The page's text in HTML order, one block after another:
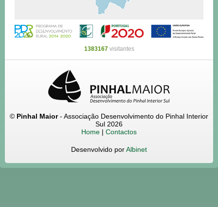
1383167visitantes
© Pinhal Maior- Associação Desenvolvimento do Pinhal Interior
Sul 2026
Home | Contactos
Desenvolvido porAlbinet